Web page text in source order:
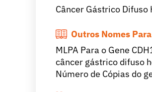
Câncer Gástrico
Outros Nomes
MLPA Para o Gene
câncer gástrico difuso
Número de Cópias do